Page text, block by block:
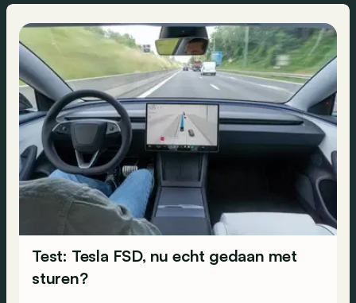
Test: Tesla FSD, nu echt gedaan met
sturen?